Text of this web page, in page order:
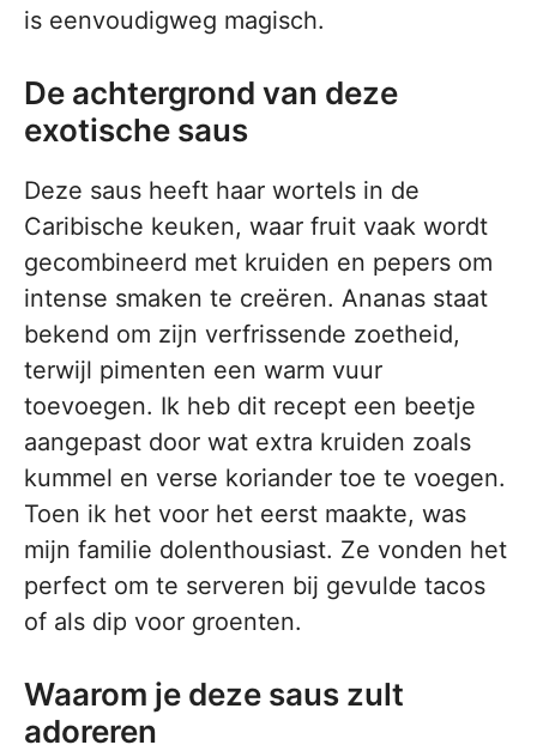
is eenvoudigweg magisch.
De achtergrond van deze
exotische saus
Deze saus heeft haar wortels in de
Caribische keuken, waar fruit vaak wordt
gecombineerd met kruiden en pepers om
intense smaken te creëren. Ananas staat
bekend om zijn verfrissende zoetheid,
terwijl pimenten een warm vuur
toevoegen. Ik heb dit recept een beetje
aangepast door wat extra kruiden zoals
kummel en verse koriander toe te voegen.
Toen ik het voor het eerst maakte, was
mijn familie dolenthousiast. Ze vonden het
perfect om te serveren bij gevulde tacos
of als dip voor groenten.
Waarom je deze saus zult
adoreren